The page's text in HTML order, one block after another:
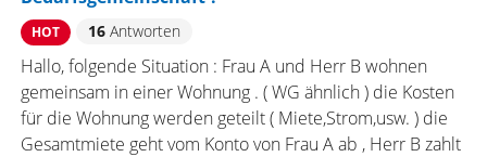
HOT 16Antworten
Hallo, folgende Situation : Frau A und Herr B wohnen
gemeinsam in einer Wohnung . ( WG ähnlich ) die Kosten
für die Wohnung werden geteilt ( Miete,Strom,usw. ) die
Gesamtmiete geht vom Konto von Frau A ab , Herr B zahlt